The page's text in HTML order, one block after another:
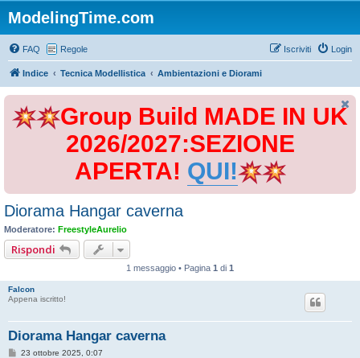
ModelingTime.com
FAQ Regole Login
Iscriviti
Indice Tecnica Modellistica Ambientazioni e Diorami
Group Build MADE IN UK
2026/2027:SEZIONE
APERTA! QUI!
Diorama Hangar caverna
Moderatore: FreestyleAurelio
Rispondi
1 messaggio • Pagina 1 di 1
Falcon
Appena iscritto!
Diorama Hangar caverna
M23 ottobre 2025, 0:07